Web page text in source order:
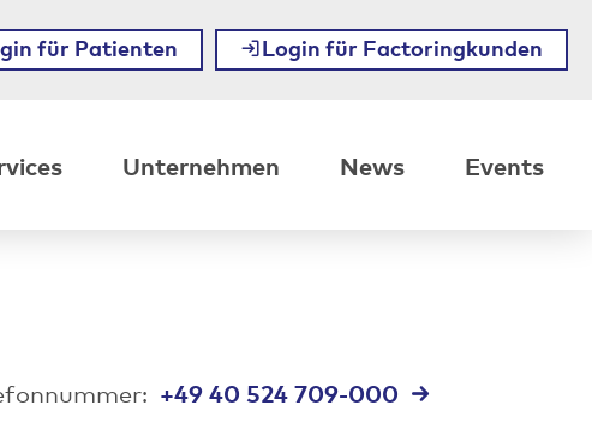
für Patienten Login für Factoringkunden
Unternehmen News Events
+49 40 524 709-000